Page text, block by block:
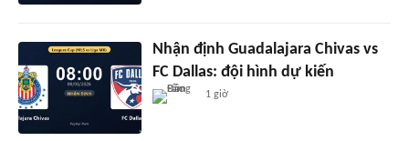
Nhận định Guadalajara Chivas vs
FC Dallas: đội hình dự kiến
1 giờ